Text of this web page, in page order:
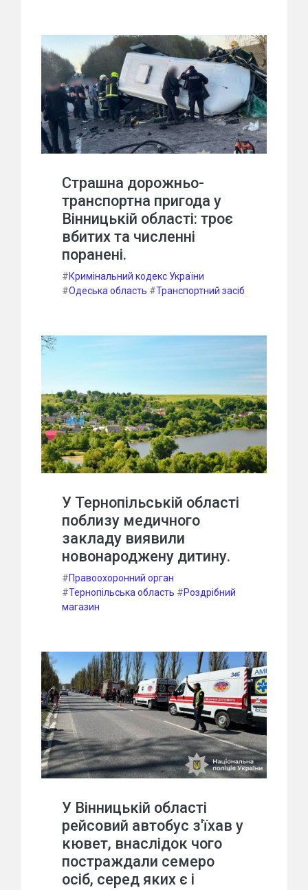
Страшна дорожньо-
транспортна пригода у
Вінницькій області: троє
вбитих та численні
поранені.
#Кримінальний кодекс України
#Одеська область #Транспортний засіб
У Тернопільській області
поблизу медичного
закладу виявили
новонароджену дитину.
#Правоохоронний орган
#Тернопільська область #Роздрібний
магазин
У Вінницькій області
рейсовий автобус з'їхав у
кювет, внаслідок чого
постраждали семеро
осіб, серед яких є і